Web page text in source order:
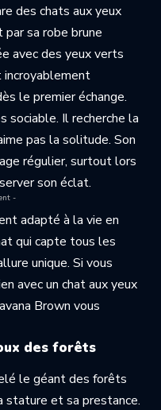
des chats aux yeux
par sa robe brune
avec des yeux verts
incroyablement
le premier échange.
sociable. Il recherche la
pas la solitude. Son
régulier, surtout lors
son éclat.
-
adapté à la vie en
qui capte tous les
unique. Si vous
avec un chat aux yeux
Brown vous
des forêts
le géant des forêts
stature et sa prestance.